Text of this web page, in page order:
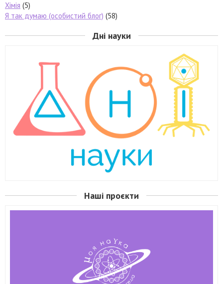
Хімія (5)
Я так думаю (особистий блог) (58)
Дні науки
Наші проєкти